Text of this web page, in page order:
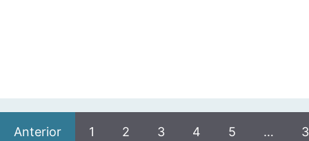
Anterior 1 2 3 4 5 …